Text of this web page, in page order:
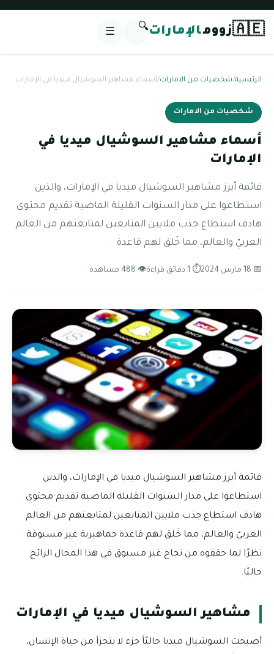
🇦🇪زوومالإمارات🔍
☰
الرئيسية/شخصيات من الامارات/أسماء مشاهير السوشيال ميديا في الإمارات
شخصيات من الامارات
أسماء مشاهير السوشيال ميديا في
الإمارات
قائمة أبرز مشاهير السوشيال ميديا في الإمارات، والذين
استطاعوا على مدار السنوات القليلة الماضية تقديم محتوى
هادف استطاع جذب ملايين المتابعين لمتابعتهم من العالم
العربيّ والعالم، مما خَلق لهم قاعدة
📅 18 مارس 2024 ⏱ 1 دقائق قراءة 👁 488 مشاهدة
قائمة أبرز مشاهير السوشيال ميديا في الإمارات، والذين
استطاعوا على مدار السنوات القليلة الماضية تقديم محتوى
هادف استطاع جذب ملايين المتابعين لمتابعتهم من العالم
العربيّ والعالم، مما خَلق لهم قاعدة جماهيرية غير مسبوقة
نظرًا لما حققوه من نجاح غير مسبوق في هذا المجال الرائج
حاليًا.
مشاهير السوشيال ميديا في الإمارات
أصبحت السوشيال ميديا حاليًأ جزء لا يتجزأ من حياة الإنسان،